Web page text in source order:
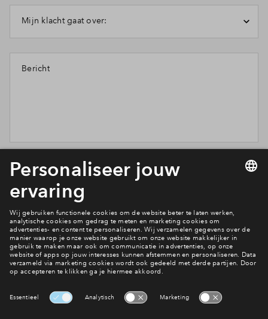
Mijn klacht gaat over:
Bericht
Wil je weten wat wij met je gegevens doen? Klik dan hier
voor onsprivacy statement.
Verstuur
Interesse? Meld je dan snel aan